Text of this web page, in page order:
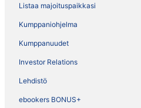
Listaa majoituspaikkasi
Kumppaniohjelma
Kumppanuudet
Investor Relations
Lehdistö
ebookers BONUS+